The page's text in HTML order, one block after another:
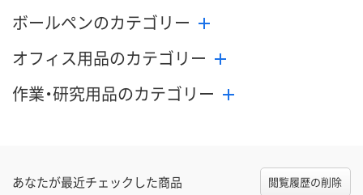
ボールペンのカテゴリー
オフィス用品のカテゴリー
作業・研究用品のカテゴリー
あなたが最近チェックした商品 閲覧履歴の削除